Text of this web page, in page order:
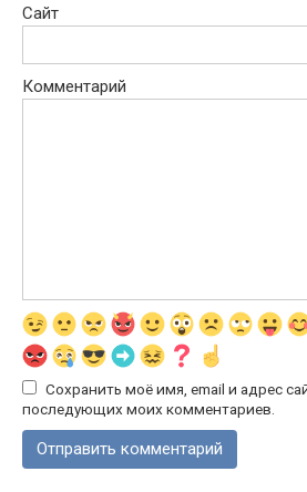
Сайт
Комментарий
Сохранить моё имя, email и адрес
последующих моих комментариев.